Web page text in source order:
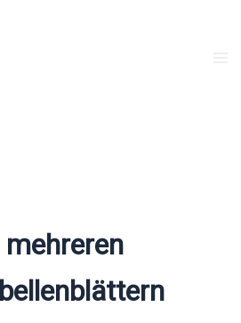
mehreren